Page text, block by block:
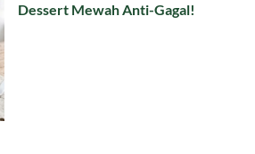
Dessert Mewah Anti-Gagal!